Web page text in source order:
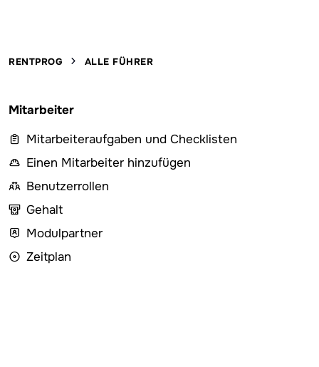
RENTPROG ALLE FÜHRER
Mitarbeiter
Mitarbeiteraufgaben und Checklisten
Einen Mitarbeiter hinzufügen
Benutzerrollen
Gehalt
Modulpartner
Zeitplan